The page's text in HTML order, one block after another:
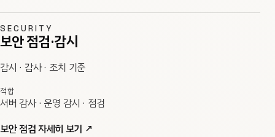
SECURITY
보안 점검·감시
감시 · 감사 · 조치 기준
적합
서버 감사 · 운영 감시 · 점검
보안 점검 자세히 보기 ↗